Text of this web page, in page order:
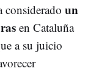
considerado un
en Cataluña
a su juicio